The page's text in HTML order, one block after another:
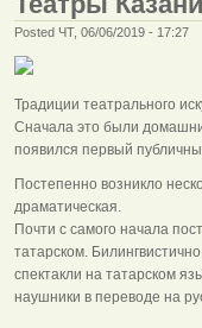
Posted ЧТ, 06/06/2019 - 17:27
Традиции театрального
Сначала это были
появился первый
Постепенно возникло
драматическая.
Почти с самого начала
татарском.
спектакли на татарском
наушники в переводе на